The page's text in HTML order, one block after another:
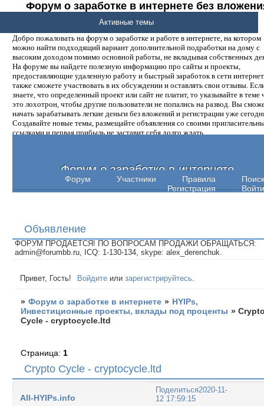
Форум о заработке в интернете без
денег.
Добро пожаловать на форум о заработке и работе в интернете, на котором
можно найти подходящий вариант дополнительной подработки на дому с
высоким доходом помимо основной работы, не вкладывая собственных
На форуме вы найдете полезную информацию про сайты и проекты,
предоставляющие удаленную работу и быстрый заработок в сети
также сможете участвовать в их обсуждении и оставлять свои отзывы.
знаете, что определенный проект или сайт не платит, то указывайте в теме
это лохотрон, чтобы другие пользователи не попались на развод. Вы
начать зарабатывать легкие деньги без вложений и регистрации уже
Создавайте новые темы, размещайте объявления со своими
ссылками и первая прибыль не заставит себя долго ждать.
Форум о заработке в интернете
Форум Участники Правила
Поиск
Регистрация
Войти
Активные темы
Объявление
ФОРУМ ПРОДАЕТСЯ! ПО ВОПРОСАМ ПРОДАЖИ ОБРАЩАТЬСЯ:
admin@forumbb.ru, ICQ: 1-130-134, skype: alex_derenchuk.
Привет, Гость! Войдите илизарегистрируйтесь
» Форум о заработке в интернете » HYIPs,
Инвестиционные проекты, вклады под проценты »
Cycle - cryptocycle.ltd
Crypto Cycle - cryptocycle.ltd
Страница: 1
Поделиться2020-11-
12 17:59:15
All-HYIPs.info